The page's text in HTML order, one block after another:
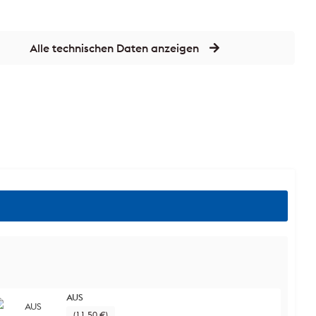
Alle technischen Daten anzeigen
AUS